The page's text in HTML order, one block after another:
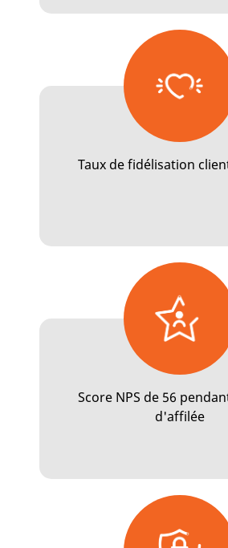
Taux de fidélisation
Score NPS de 56
d'affilée